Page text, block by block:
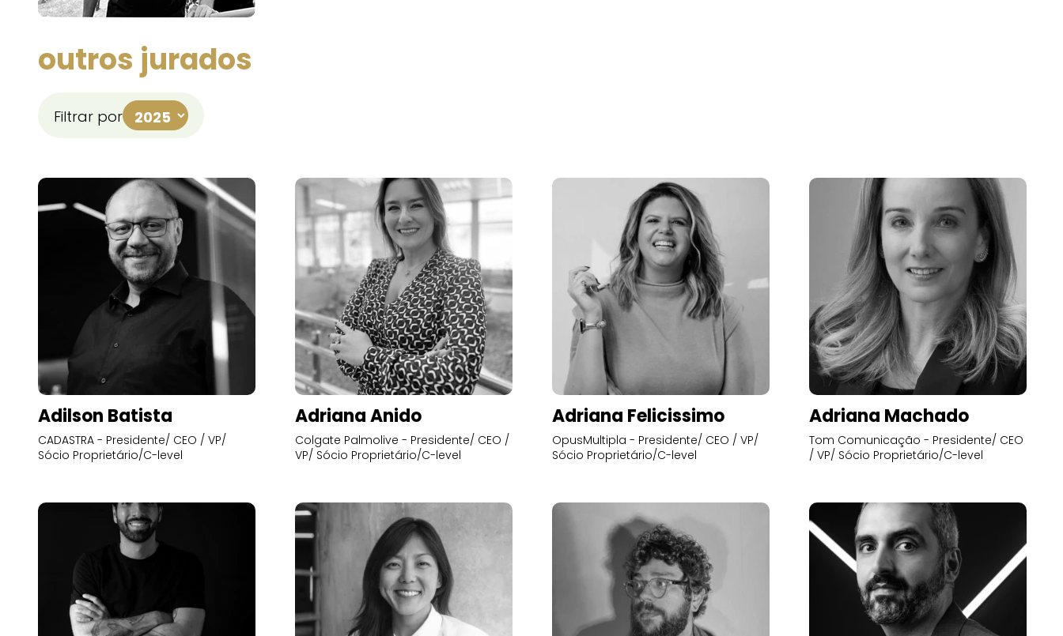
outros jurados
Filtrar por
Adilson Batista
CADASTRA - Presidente/ CEO / VP/
Sócio Proprietário/C-level
Adriana Anido
Colgate Palmolive - Presidente/ CEO /
VP/ Sócio Proprietário/C-level
Adriana Felicissimo
OpusMultipla - Presidente/ CEO / VP/
Sócio Proprietário/C-level
Adriana Machado
Tom Comunicação - Presidente/ CEO
/ VP/ Sócio Proprietário/C-level